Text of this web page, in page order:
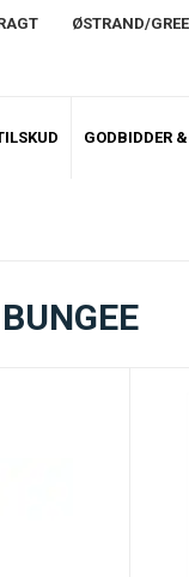
ØSTRAND/
GODBIDDER